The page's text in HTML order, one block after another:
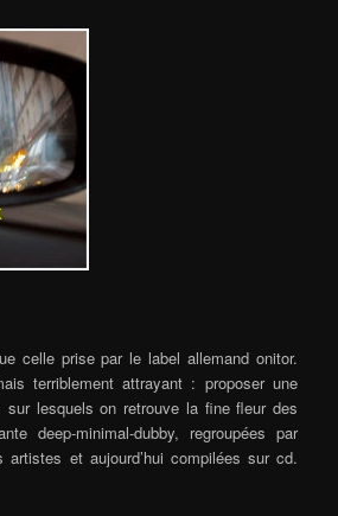
celle prise par le label allemand onitor.
terriblement attrayant : proposer une
sur lesquels on retrouve la fine fleur des
deep-minimal-dubby, regroupées par
et aujourd’hui compilées sur cd.